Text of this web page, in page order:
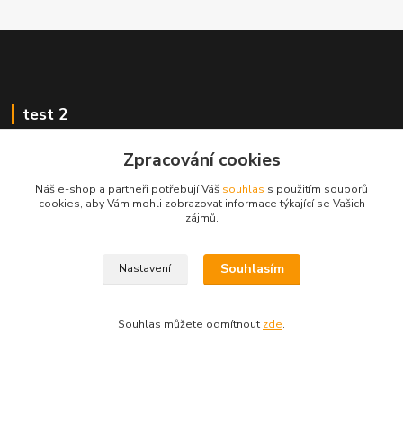
test 2
+420 222 718 046, volba 3
Zpracování cookies
Náš e-shop a partneři potřebují Váš souhlas s použitím souborů
cookies, aby Vám mohli zobrazovat informace týkající se Vašich
zájmů.
Nastavení Souhlasím
Souhlas můžete odmítnout zde.